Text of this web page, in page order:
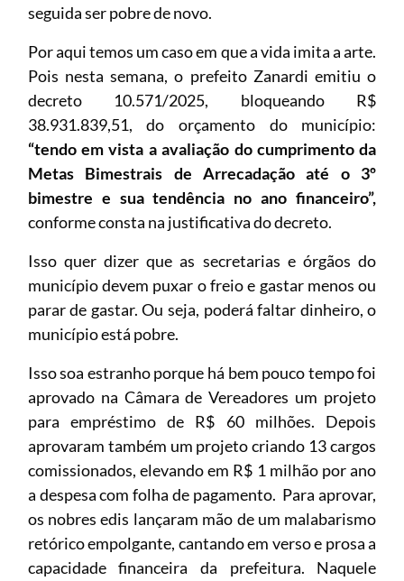
seguida ser pobre de novo.
Por aqui temos um caso em que a vida imita a arte.
Pois nesta semana, o prefeito Zanardi emitiu o
decreto 10.571/2025, bloqueando R$
38.931.839,51, do orçamento do município:
“tendo em vista a avaliação do cumprimento da
Metas Bimestrais de Arrecadação até o 3º
bimestre e sua tendência no ano financeiro”,
conforme consta na justificativa do decreto.
Isso quer dizer que as secretarias e órgãos do
município devem puxar o freio e gastar menos ou
parar de gastar. Ou seja, poderá faltar dinheiro, o
município está pobre.
Isso soa estranho porque há bem pouco tempo foi
aprovado na Câmara de Vereadores um projeto
para empréstimo de R$ 60 milhões. Depois
aprovaram também um projeto criando 13 cargos
comissionados, elevando em R$ 1 milhão por ano
a despesa com folha de pagamento. Para aprovar,
os nobres edis lançaram mão de um malabarismo
retórico empolgante, cantando em verso e prosa a
capacidade financeira da prefeitura. Naquele